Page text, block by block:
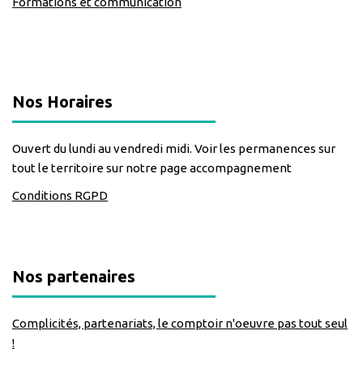
Nos Horaires
Ouvert du lundi au vendredi midi. Voir les permanences sur
tout le territoire sur notre page accompagnement
Conditions RGPD
Nos partenaires
Complicités, partenariats, le comptoir n'oeuvre pas tout seul
!